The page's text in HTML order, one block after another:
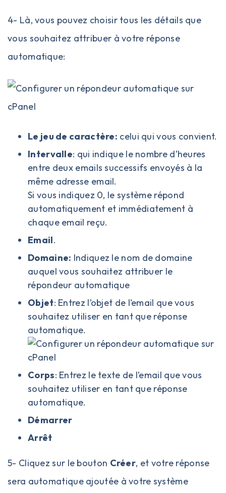
4- Là, vous pouvez choisir tous les détails que
vous souhaitez attribuer à votre réponse
automatique:
Le jeu de caractère: celui qui vous convient.
Intervalle: qui indique le nombre d’heures
entre deux emails successifs envoyés à la
même adresse email.
Si vous indiquez 0, le système répond
automatiquement et immédiatement à
chaque email reçu.
Email.
Domaine: Indiquez le nom de domaine
auquel vous souhaitez attribuer le
répondeur automatique
Objet: Entrez l’objet de l’email que vous
souhaitez utiliser en tant que réponse
automatique.
Corps: Entrez le texte de l’email que vous
souhaitez utiliser en tant que réponse
automatique.
Démarrer
Arrêt
5- Cliquez sur le bouton Créer, et votre réponse
sera automatique ajoutée à votre système